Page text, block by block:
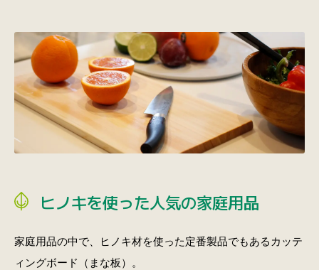
ヒノキを使った人気の家庭用品
家庭用品の中で、ヒノキ材を使った定番製品でもあるカッテ
ィングボード（まな板）。